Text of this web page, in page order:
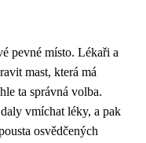
pevné místo. Lékaři a
mast, která má
ta správná volba.
vmíchat léky, a pak
osvědčených